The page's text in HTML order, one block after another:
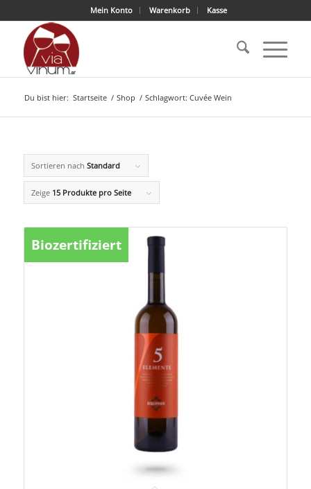
Mein Konto Warenkorb Kasse
Du bist hier: Startseite / Shop / Schlagwort: Cuvée Wein
Sortieren nach Standard
Zeige 15 Produkte pro Seite
Biozertifiziert